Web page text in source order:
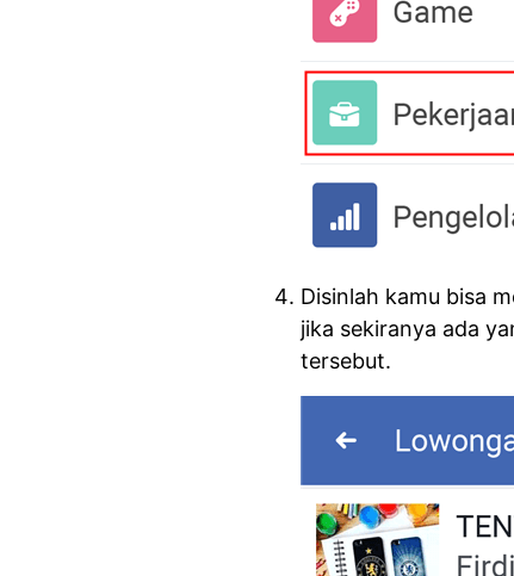
Disinlah kamu bisa
jika sekiranya ada
tersebut.